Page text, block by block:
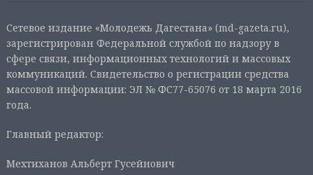
Сетевое издание «Молодежь Дагестана» (md-gazeta.ru),
зарегистрирован Федеральной службой по надзору в
сфере связи, информационных технологий и массовых
коммуникаций. Свидетельство о регистрации средства
массовой информации: ЭЛ № ФС77-65076 от 18 марта 2016
года.
Главный редактор:
Мехтиханов Альберт Гусейнович